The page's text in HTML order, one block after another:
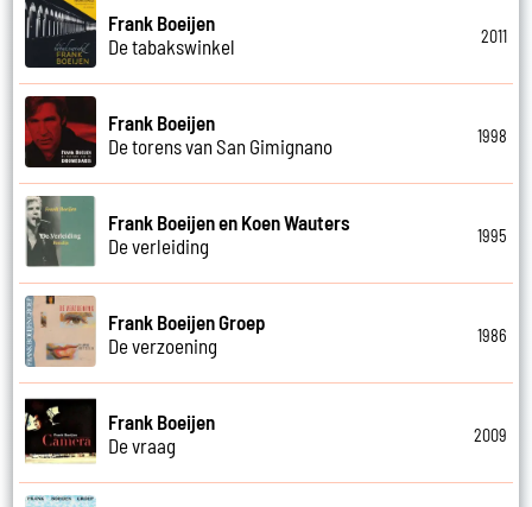
Frank Boeijen
De tabakswinkel
2011
Frank Boeijen
De torens van San Gimignano
1998
Frank Boeijen en Koen Wauters
De verleiding
1995
Frank Boeijen Groep
De verzoening
1986
Frank Boeijen
De vraag
2009